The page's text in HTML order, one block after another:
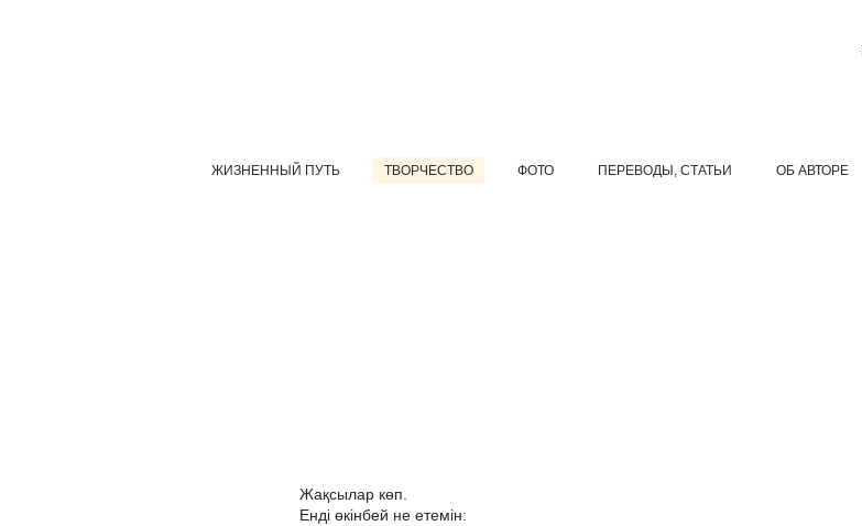
ЖИЗНЕННЫЙ ПУТЬ ТВОРЧЕСТВО ФОТО ПЕРЕВОДЫ, СТАТЬИ ОБ АВТОРЕ
Жақсылар көп.
Енді өкінбей не етемін: